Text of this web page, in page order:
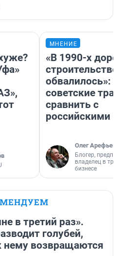
МНЕНИЕ
«В 1990-х
строительство
обвалилось»:
советские
сравнить с
российскими
Олег Арефьев
Блогер,
владелец в
бизнесе
в третий раз».
голубей,
нему возвращаются